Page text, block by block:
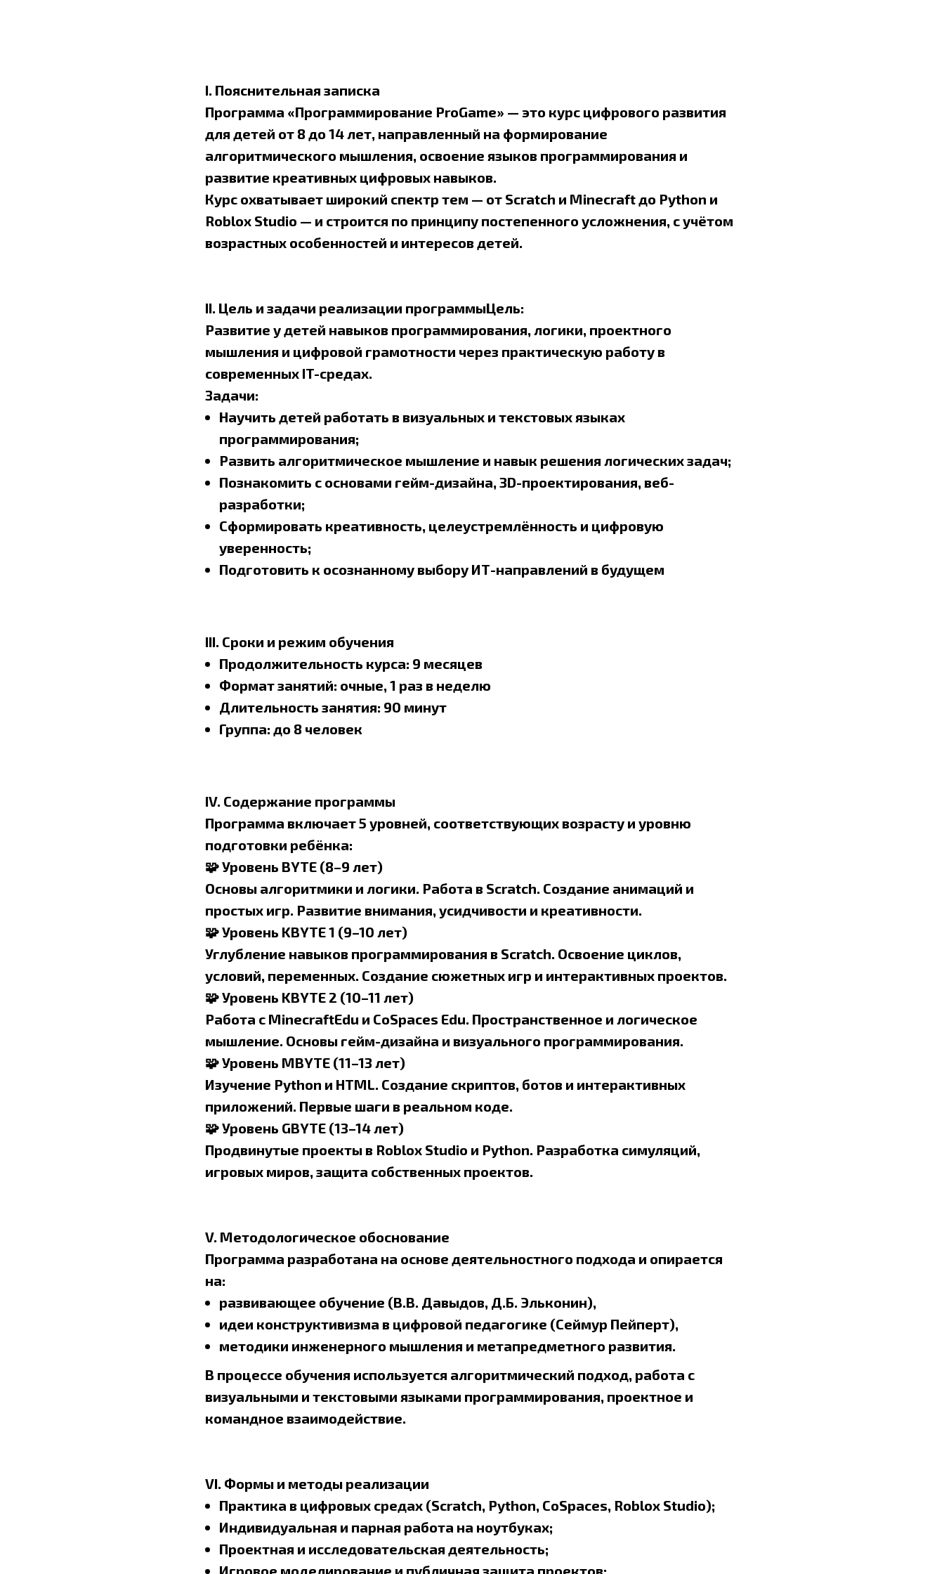
I. Пояснительная записка
Программа «Программирование ProGame» — это курс цифрового развития
для детей от 8 до 14 лет, направленный на формирование
алгоритмического мышления, освоение языков программирования и
развитие креативных цифровых навыков.
Курс охватывает широкий спектр тем — от Scratch и Minecraft до Python и
Roblox Studio — и строится по принципу постепенного усложнения, с учётом
возрастных особенностей и интересов детей.
II. Цель и задачи реализации программыЦель:
Развитие у детей навыков программирования, логики, проектного
мышления и цифровой грамотности через практическую работу в
современных IT-средах.
Задачи:
Научить детей работать в визуальных и текстовых языках
программирования;
Развить алгоритмическое мышление и навык решения логических задач;
Познакомить с основами гейм-дизайна, 3D-проектирования, веб-
разработки;
Сформировать креативность, целеустремлённость и цифровую
уверенность;
Подготовить к осознанному выбору ИТ-направлений в будущем
III. Сроки и режим обучения
Продолжительность курса: 9 месяцев
Формат занятий: очные, 1 раз в неделю
Длительность занятия: 90 минут
Группа: до 8 человек
IV. Содержание программы
Программа включает 5 уровней, соответствующих возрасту и уровню
подготовки ребёнка:
🧩 Уровень BYTE (8–9 лет)
Основы алгоритмики и логики. Работа в Scratch. Создание анимаций и
простых игр. Развитие внимания, усидчивости и креативности.
🧩 Уровень KBYTE 1 (9–10 лет)
Углубление навыков программирования в Scratch. Освоение циклов,
условий, переменных. Создание сюжетных игр и интерактивных проектов.
🧩 Уровень KBYTE 2 (10–11 лет)
Работа с MinecraftEdu и CoSpaces Edu. Пространственное и логическое
мышление. Основы гейм-дизайна и визуального программирования.
🧩 Уровень MBYTE (11–13 лет)
Изучение Python и HTML. Создание скриптов, ботов и интерактивных
приложений. Первые шаги в реальном коде.
🧩 Уровень GBYTE (13–14 лет)
Продвинутые проекты в Roblox Studio и Python. Разработка симуляций,
игровых миров, защита собственных проектов.
V. Методологическое обоснование
Программа разработана на основе деятельностного подхода и опирается
на:
развивающее обучение (В.В. Давыдов, Д.Б. Эльконин),
идеи конструктивизма в цифровой педагогике (Сеймур Пейперт),
методики инженерного мышления и метапредметного развития.
В процессе обучения используется алгоритмический подход, работа с
визуальными и текстовыми языками программирования, проектное и
командное взаимодействие.
VI. Формы и методы реализации
Практика в цифровых средах (Scratch, Python, CoSpaces, Roblox Studio);
Индивидуальная и парная работа на ноутбуках;
Проектная и исследовательская деятельность;
Игровое моделирование и публичная защита проектов;